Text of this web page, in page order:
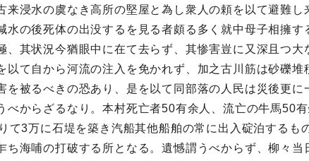
浸水の虞なき高所の堅屋と為し衆人の頼を以て避難し
の後死体の出没するを見る者頗る多く就中母子相擁す
其状況今猶眼中に在て去らず、其惨害豈に又深且つ大
て自から河流の注入を免かれず、加之古川筋は砂礫堆
被るべきの恐あり、是を以て同部落の人民は災後更に
からざるなり。本村死亡者50有余人、流亡の牛馬50有
3万に石堤を築き汽船其他船舶の常に出入碇泊するも
海哺の打破する所となる。遺憾謂うべからず、柳々当